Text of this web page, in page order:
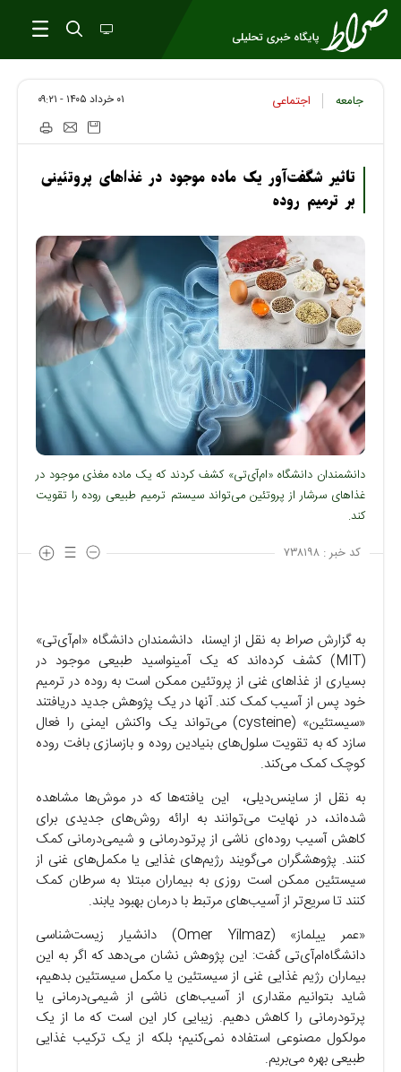
جامعه اجتماعی ۰۱ خرداد ۱۴۰۵ - ۰۹:۲۱
تاثیر شگفت‌آور یک ماده موجود در غذاهای پروتئینی‌
بر ترمیم روده
دانشمندان دانشگاه «ام‌آی‌تی» کشف کردند که یک ماده مغذی موجود در
غذاهای سرشار از پروتئین می‌تواند سیستم ترمیم طبیعی روده را تقویت
کند.
کد خبر : ۷۳۸۱۹۸
به گزارش صراط به نقل از ایسنا، دانشمندان دانشگاه «ام‌آی‌تی»
(MIT) کشف کرده‌اند که یک آمینواسید طبیعی موجود در
بسیاری از غذا‌های غنی از پروتئین ممکن است به روده در ترمیم
خود پس از آسیب کمک کند. آنها در یک پژوهش جدید دریافتند
«سیستئین» (cysteine) می‌تواند یک واکنش ایمنی را فعال
سازد که به تقویت سلول‌های بنیادین روده و بازسازی بافت روده
کوچک کمک می‌کند.
به نقل از ساینس‌دیلی، این یافته‌ها که در موش‌ها مشاهده
شده‌اند، در نهایت می‌توانند به ارائه روش‌های جدیدی برای
کاهش آسیب روده‌ای ناشی از پرتودرمانی و شیمی‌درمانی کمک
کنند. پژوهشگران می‌گویند رژیم‌های غذایی یا مکمل‌های غنی از
سیستئین ممکن است روزی به بیماران مبتلا به سرطان کمک
کنند تا سریع‌تر از آسیب‌های مرتبط با درمان بهبود یابند.
«عمر ییلماز» (Omer Yilmaz) دانشیار زیست‌شناسی
دانشگاه‌ام‌آی‌تی گفت: این پژوهش نشان می‌دهد که اگر به این
بیماران رژیم غذایی غنی از سیستئین یا مکمل سیستئین بدهیم،
شاید بتوانیم مقداری از آسیب‌های ناشی از شیمی‌درمانی یا
پرتودرمانی را کاهش دهیم. زیبایی کار این است که ما از یک
مولکول مصنوعی استفاده نمی‌کنیم؛ بلکه از یک ترکیب غذایی
طبیعی بهره می‌بریم.